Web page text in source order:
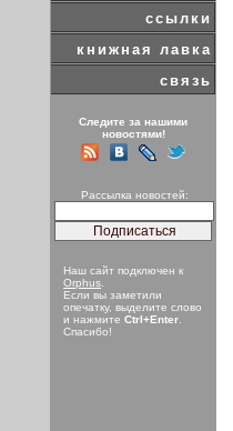
ссылки
книжная лавка
связь
Следите за нашими
новостями!
Рассылка новостей:
Наш сайт подключен к
Orphus
Если вы заметили
опечатку, выделите слово
и нажмите Ctrl+Enter
Спасибо!